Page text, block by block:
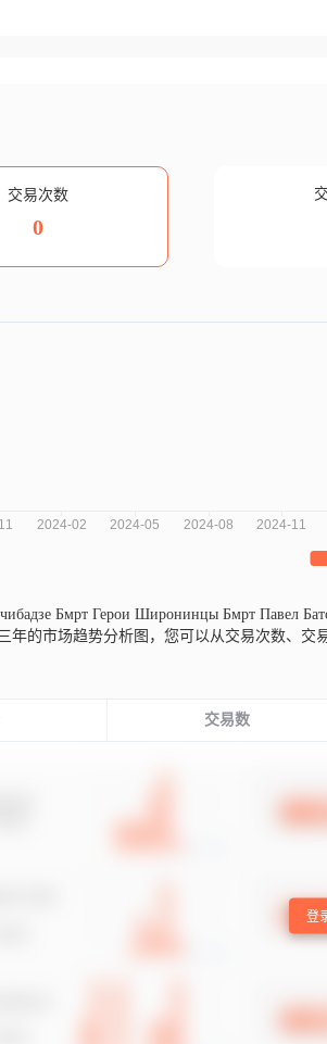
交易次数
0
Бмрт Герои Широнинцы Бмрт Павел
年的市场趋势分析图，您可以从交易次数、
交易数
登